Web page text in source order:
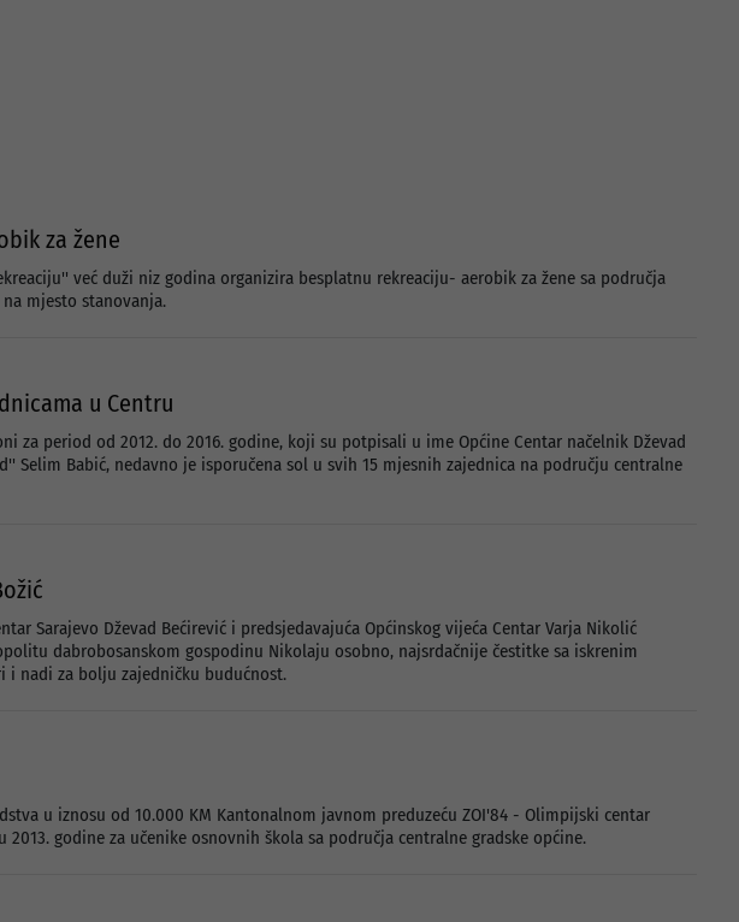
za žene
već duži niz godina organizira besplatnu rekreaciju- aerobik za žene sa područja
mjesto stanovanja.
u Centru
za period od 2012. do 2016. godine, koji su potpisali u ime Općine Centar načelnik Dževad
Selim Babić, nedavno je isporučena sol u svih 15 mjesnih zajednica na području centralne
Sarajevo Dževad Bećirević i predsjedavajuća Općinskog vijeća Centar Varja Nikolić
dabrobosanskom gospodinu Nikolaju osobno, najsrdačnije čestitke sa iskrenim
i nadi za bolju zajedničku budućnost.
u iznosu od 10.000 KM Kantonalnom javnom preduzeću ZOI'84 - Olimpijski centar
godine za učenike osnovnih škola sa područja centralne gradske općine.